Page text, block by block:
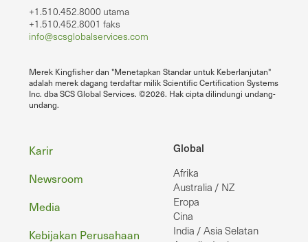
+1.510.452.8000 utama
+1.510.452.8001 faks
info@scsglobalservices.com
Merek Kingfisher dan "Menetapkan Standar untuk Keberlanjutan"
adalah merek dagang terdaftar milik Scientific Certification Systems
Inc. dba SCS Global Services. ©2026. Hak cipta dilindungi undang-
undang.
Global
Afrika
Australia / NZ
Eropa
Cina
India / Asia Selatan
Footer
Karir
Newsroom
Media
Kebijakan Perusahaan